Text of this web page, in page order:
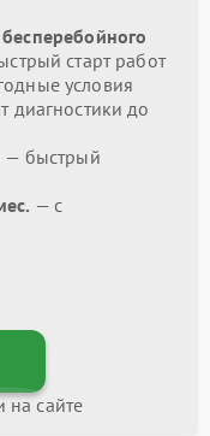
старт работ
условия
диагностики до
— быстрый
— с
на сайте